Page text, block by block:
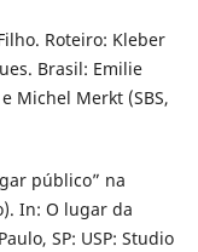
Roteiro: Kleber
Brasil: Emilie
Michel Merkt (SBS,
público” na
In: O lugar da
SP: USP: Studio